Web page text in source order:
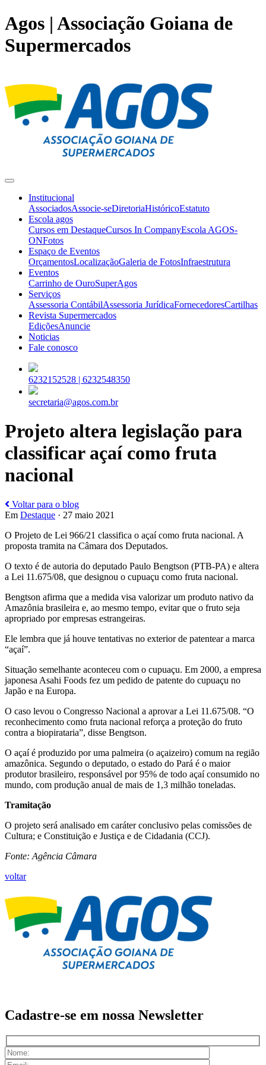
Agos | Associação Goiana de
Supermercados
Institucional
AssociadosAssocie-seDiretoriaHistóricoEstatuto
Escola agos
Cursos em DestaqueCursos In CompanyEscola AGOS-
ONFotos
Espaço de Eventos
OrçamentosLocalizaçãoGaleria de FotosInfraestrutura
Eventos
Carrinho de OuroSuperAgos
Serviços
Assessoria ContábilAssessoria JurídicaFornecedoresCartilhas
Revista Supermercados
EdiçõesAnuncie
Noticias
Fale conosco
6232152528 | 6232548350
secretaria@agos.com.br
Projeto altera legislação para
classificar açaí como fruta
nacional
Voltar para o blog
Em Destaque · 27 maio 2021
O Projeto de Lei 966/21 classifica o açaí como fruta nacional. A
proposta tramita na Câmara dos Deputados.
O texto é de autoria do deputado Paulo Bengtson (PTB-PA) e altera
a Lei 11.675/08, que designou o cupuaçu como fruta nacional.
Bengtson afirma que a medida visa valorizar um produto nativo da
Amazônia brasileira e, ao mesmo tempo, evitar que o fruto seja
apropriado por empresas estrangeiras.
Ele lembra que já houve tentativas no exterior de patentear a marca
“açaí”.
Situação semelhante aconteceu com o cupuaçu. Em 2000, a empresa
japonesa Asahi Foods fez um pedido de patente do cupuaçu no
Japão e na Europa.
O caso levou o Congresso Nacional a aprovar a Lei 11.675/08. “O
reconhecimento como fruta nacional reforça a proteção do fruto
contra a biopirataria”, disse Bengtson.
O açaí é produzido por uma palmeira (o açaizeiro) comum na região
amazônica. Segundo o deputado, o estado do Pará é o maior
produtor brasileiro, responsável por 95% de todo açaí consumido no
mundo, com produção anual de mais de 1,3 milhão toneladas.
Tramitação
O projeto será analisado em caráter conclusivo pelas comissões de
Cultura; e Constituição e Justiça e de Cidadania (CCJ).
Fonte: Agência Câmara
voltar
Cadastre-se em nossa Newsletter